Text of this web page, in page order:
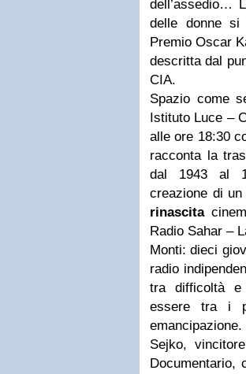
dell’assedio…
delle donne
Premio Oscar
descritta dal
CIA.
Spazio come
Istituto Luce –
alle ore 18:30
racconta la
dal 1943 al
creazione di
rinascita
Radio Sahar –
Monti: dieci
radio
tra difficoltà e
essere tra i
Sejko,
Documentario,